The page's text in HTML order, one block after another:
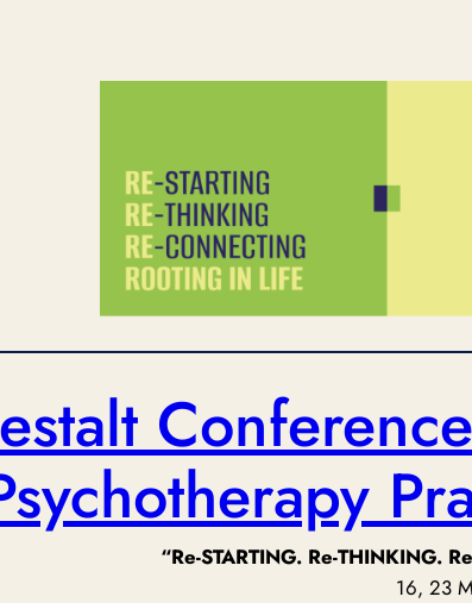
“Re-STARTING. Re-THINKING.
16, 23